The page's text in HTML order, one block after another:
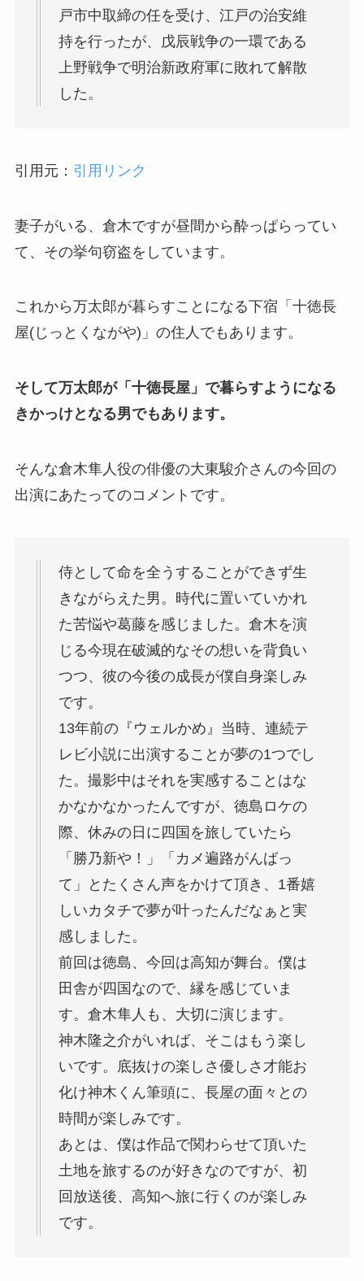
戸市中取締の任を受け、江戸の治安維
持を行ったが、戊辰戦争の一環である
上野戦争で明治新政府軍に敗れて解散
した。
引用元： 引用リンク
妻子がいる、倉木ですが昼間から酔っぱらってい
て、その挙句窃盗をしています。
これから万太郎が暮らすことになる下宿「十徳長
屋(じっとくながや)」の住人でもあります。
そして万太郎が「十徳長屋」で暮らすようになる
きかっけとなる男でもあります。
そんな倉木隼人役の俳優の大東駿介さんの今回の
出演にあたってのコメントです。
侍として命を全うすることができず生
きながらえた男。時代に置いていかれ
た苦悩や葛藤を感じました。倉木を演
じる今現在破滅的なその想いを背負い
つつ、彼の今後の成長が僕自身楽しみ
です。
13年前の『ウェルかめ』当時、連続テ
レビ小説に出演することが夢の1つでし
た。撮影中はそれを実感することはな
かなかなかったんですが、徳島ロケの
際、休みの日に四国を旅していたら
「勝乃新や！」「カメ遍路がんばっ
て」とたくさん声をかけて頂き、1番嬉
しいカタチで夢が叶ったんだなぁと実
感しました。
前回は徳島、今回は高知が舞台。僕は
田舎が四国なので、縁を感じていま
す。倉木隼人も、大切に演じます。
神木隆之介がいれば、そこはもう楽し
いです。底抜けの楽しさ優しさ才能お
化け神木くん筆頭に、長屋の面々との
時間が楽しみです。
あとは、僕は作品で関わらせて頂いた
土地を旅するのが好きなのですが、初
回放送後、高知へ旅に行くのが楽しみ
です。